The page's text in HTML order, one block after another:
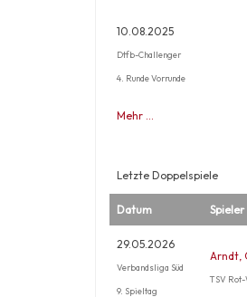
10.08.2025
Dtfb-Challenger
4. Runde Vorrunde
Mehr …
Letzte Doppelspiele
Datum Spieler
29.05.2026
Verbandsliga Süd
9. Spieltag
Arndt,
TSV Rot-